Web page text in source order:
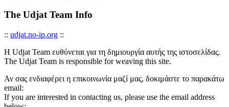
The Udjat Team Info
:: udjat.no-ip.org ::
Η Udjat Team ευθύνεται για τη δημιουργία αυτής της ιστοσελίδας.
The Udjat Team is responsible for weaving this site.
Αν σας ενδιαφέρει η επικοινωνία μαζί μας, δοκιμάστε το παρακάτω
email:
If you are interested in contacting us, please use the email address